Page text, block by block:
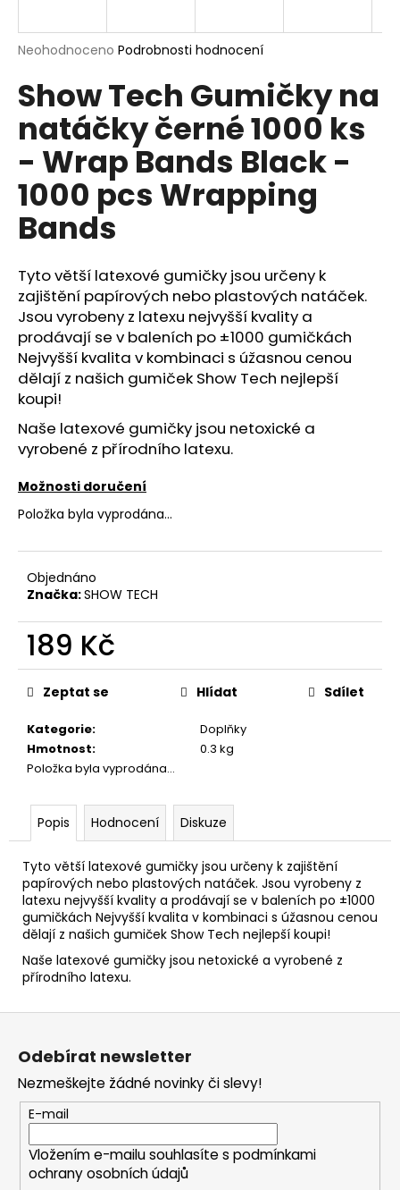
Průměrné
produktu
je
hvězdiček.
Neohodnoceno Podrobnosti hodnocení
Show Tech Gumičky na
natáčky černé 1000 ks
- Wrap Bands Black -
1000 pcs Wrapping
Bands
Tyto větší latexové gumičky jsou určeny k
zajištění papírových nebo plastových natáček.
Jsou vyrobeny z latexu nejvyšší kvality a
prodávají se v baleních po ±1000 gumičkách
Nejvyšší kvalita v kombinaci s úžasnou cenou
dělají z našich gumiček Show Tech nejlepší
koupi!
Naše latexové gumičky jsou netoxické a
vyrobené z přírodního latexu.
Možnosti doručení
Položka byla vyprodána…
Objednáno
Značka:SHOW TECH
189 Kč
Měrná
cena:
Kategorie:
Doplňky
Hmotnost:
0.3 kg
Položka byla vyprodána…
Zeptat se Hlídat Sdílet
Popis Hodnocení Diskuze
Tyto větší latexové gumičky jsou určeny k zajištění
papírových nebo plastových natáček. Jsou vyrobeny z
latexu nejvyšší kvality a prodávají se v baleních po ±1000
gumičkách Nejvyšší kvalita v kombinaci s úžasnou cenou
dělají z našich gumiček Show Tech nejlepší koupi!
Naše latexové gumičky jsou netoxické a vyrobené z
přírodního latexu.
j
t
?
HLEDAT
D
o
p
o
r
u
č
u
j
e
m
HYDRA
HYDRATAČNÍ
KONDICIONÉR
CONDITIONER
549
Kč
Z
Odebírat newsletter
Nezmeškejte žádné novinky či slevy!
E-mail
Vložením e-mailu souhlasíte s podmínkami
ochrany osobních údajů